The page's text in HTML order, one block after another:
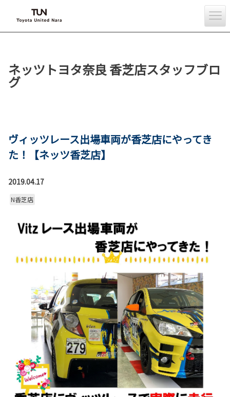
ネッツトヨタ奈良 香芝店スタッフブロ
グ
ヴィッツレース出場車両が香芝店にやってき
た！【ネッツ香芝店】
2019.04.17
N香芝店